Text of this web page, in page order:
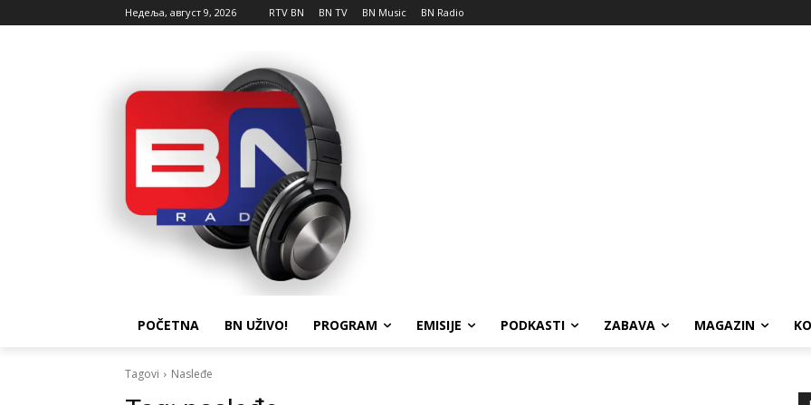
Недеља, август 9, 2026 RTV BN BN TV BN Music BN Radio
POČETNA BN UŽIVO! PROGRAM EMISIJE PODKASTI ZABAVA MAGAZIN
Tagovi Nasleđe